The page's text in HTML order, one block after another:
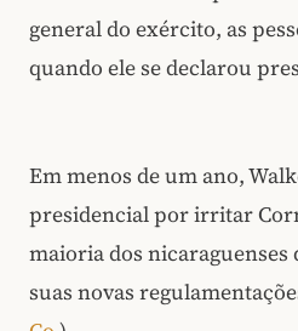
general do exército, as
quando ele se declarou
Em menos de um ano,
presidencial por irritar
maioria dos nicaraguenses
suas novas